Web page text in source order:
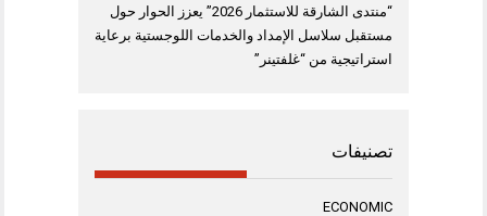
“منتدى الشارقة للاستثمار 2026” يعزز الحوار حول
مستقبل سلاسل الإمداد والخدمات اللوجستية برعاية
استراتيجية من “غلفتينر”
تصنيفات
ECONOMIC